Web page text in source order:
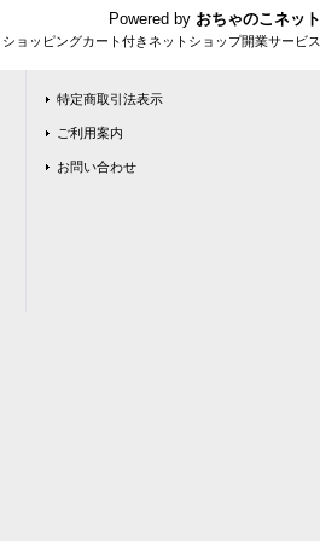
Powered by おちゃのこネット
ョッピングカート付きネットショップ開業サービス
特定商取引法表示
ご利用案内
お問い合わせ